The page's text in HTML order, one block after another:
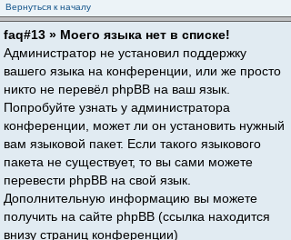
Вернуться к началу
faq#13 » Моего языка нет в списке!
Администратор не установил поддержку
вашего языка на конференции, или же просто
никто не перевёл phpBB на ваш язык.
Попробуйте узнать у администратора
конференции, может ли он установить нужный
вам языковой пакет. Если такого языкового
пакета не существует, то вы сами можете
перевести phpBB на свой язык.
Дополнительную информацию вы можете
получить на сайте phpBB (ссылка находится
внизу страниц конференции)